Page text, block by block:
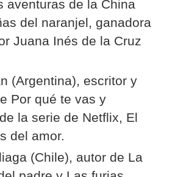
aventuras de la China
del naranjel, ganadora
Juana Inés de la Cruz
(Argentina), escritor y
Por qué te vas y
la serie de Netflix, El
del amor.
(Chile), autor de La